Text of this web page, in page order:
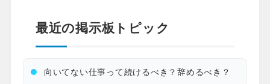
最近の掲示板トピック
向いてない仕事って続けるべき？辞めるべき？